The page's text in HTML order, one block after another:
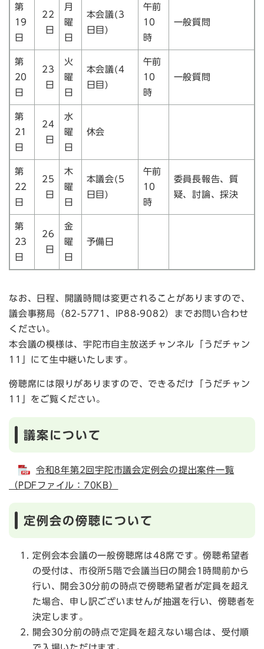
第
19
日
22
日
月
曜
日
本会議(3
日目)
午前
10
時
一般質問
第
20
日
23
日
火
曜
日
本会議(4
日目)
午前
10
時
一般質問
第
21
日
24
日
水
曜
日
休会
第
22
日
25
日
木
曜
日
本議会(5
日目)
午前
10
時
委員長報告、質
疑、討論、採決
第
23
日
26
日
金
曜
日
予備日
なお、日程、開議時間は変更されることがありますので、
議会事務局（82-5771、IP88-9082）までお問い合わせ
ください。
本会議の模様は、宇陀市自主放送チャンネル「うだチャン
11」にて生中継いたします。
傍聴席には限りがありますので、できるだけ「うだチャン
11」をご覧ください。
議案について
令和8年第2回宇陀市議会定例会の提出案件一覧
（PDFファイル：70KB）
定例会の傍聴について
定例会本会議の一般傍聴席は48席です。傍聴希望者
の受付は、市役所5階で会議当日の開会1時間前から
行い、開会30分前の時点で傍聴希望者が定員を超え
た場合、申し訳ございませんが抽選を行い、傍聴者を
決定します。
開会30分前の時点で定員を超えない場合は、受付順